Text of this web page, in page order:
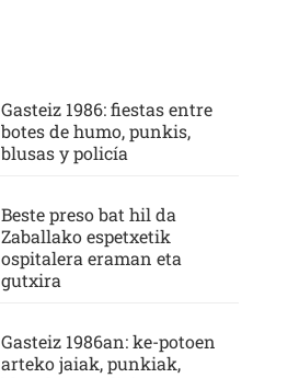
Gasteiz 1986: fiestas entre
botes de humo, punkis,
blusas y policía
Beste preso bat hil da
Zaballako espetxetik
ospitalera eraman eta
gutxira
Gasteiz 1986an: ke-potoen
arteko jaiak, punkiak,